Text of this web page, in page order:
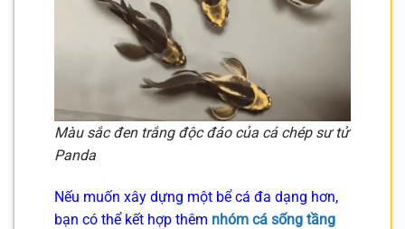
Màu sắc đen trắng độc đáo của cá chép sư tử
Panda
Nếu muốn xây dựng một bể cá đa dạng hơn,
bạn có thể kết hợp thêm nhóm cá sống tầng